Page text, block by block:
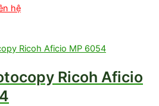
hệ
Ricoh Aficio